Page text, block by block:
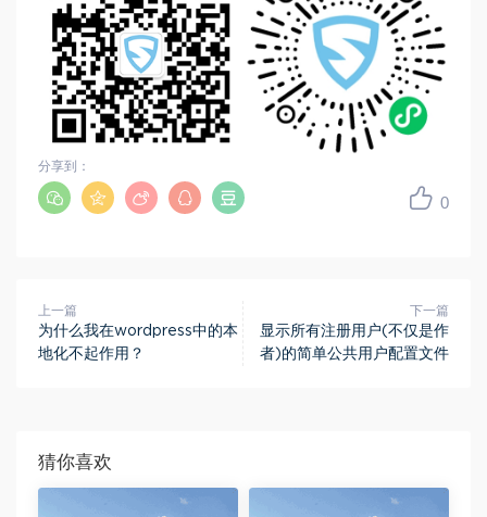
0
分享到：
上一篇
为什么我在wordpress中的本
地化不起作用？
下一篇
显示所有注册用户(不仅是作
者)的简单公共用户配置文件
猜你喜欢